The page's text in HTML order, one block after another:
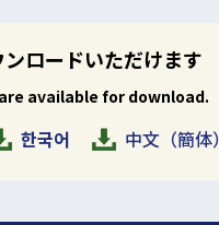
ロードいただけます
available for download.
한국어 中文（簡体）